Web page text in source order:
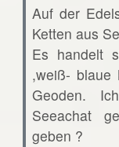
Auf der
Ketten aus
Es handelt
,weiß- blaue
Geoden.
Seeachat
geben ?